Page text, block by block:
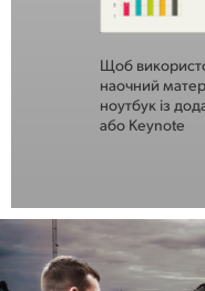
Щоб
наочний
ноутбук із
або Keynote